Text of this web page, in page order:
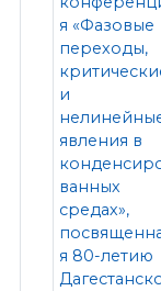
я «Фазовые
переходы,
и
явления в
ванных
средах»,
я 80-летию